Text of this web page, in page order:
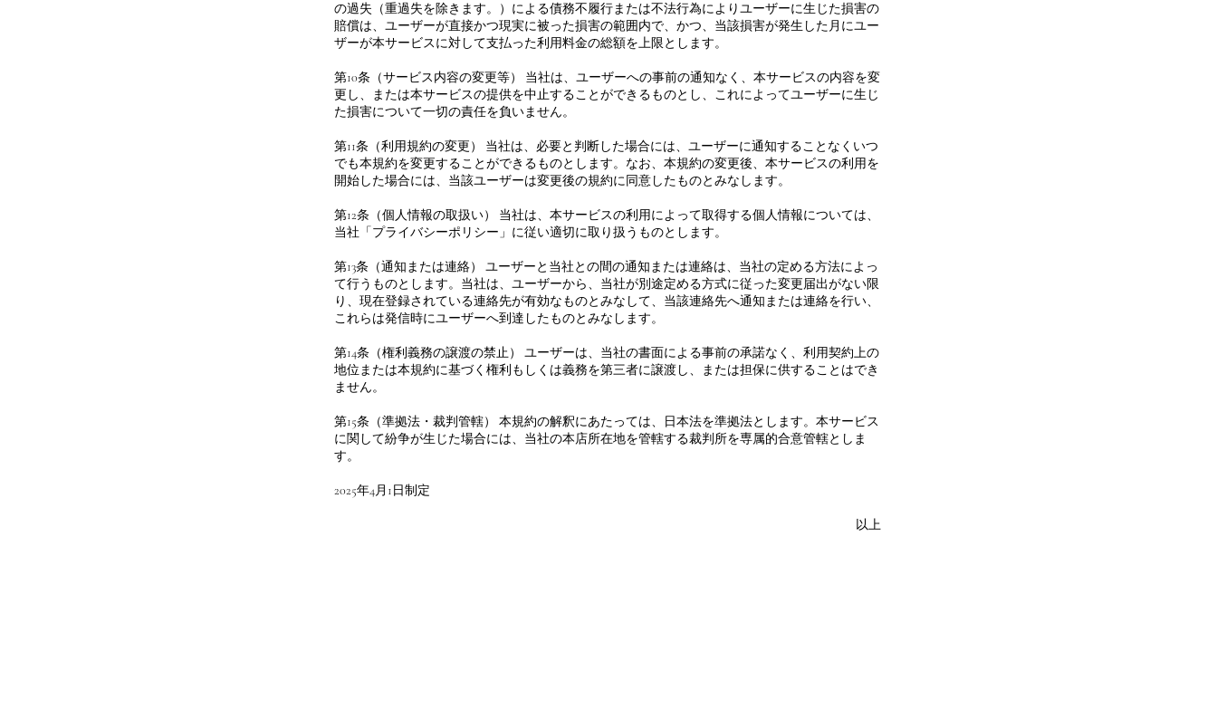
の過失（重過失を除きます。）による債務不履行または不法行為によりユーザーに生じた損害の
賠償は、ユーザーが直接かつ現実に被った損害の範囲内で、かつ、当該損害が発生した月にユー
ザーが本サービスに対して支払った利用料金の総額を上限とします。
第10条（サービス内容の変更等） 当社は、ユーザーへの事前の通知なく、本サービスの内容を変
更し、または本サービスの提供を中止することができるものとし、これによってユーザーに生じ
た損害について一切の責任を負いません。
第11条（利用規約の変更） 当社は、必要と判断した場合には、ユーザーに通知することなくいつ
でも本規約を変更することができるものとします。なお、本規約の変更後、本サービスの利用を
開始した場合には、当該ユーザーは変更後の規約に同意したものとみなします。
第12条（個人情報の取扱い） 当社は、本サービスの利用によって取得する個人情報については、
当社「プライバシーポリシー」に従い適切に取り扱うものとします。
第13条（通知または連絡） ユーザーと当社との間の通知または連絡は、当社の定める方法によっ
て行うものとします。当社は、ユーザーから、当社が別途定める方式に従った変更届出がない限
り、現在登録されている連絡先が有効なものとみなして、当該連絡先へ通知または連絡を行い、
これらは発信時にユーザーへ到達したものとみなします。
第14条（権利義務の譲渡の禁止） ユーザーは、当社の書面による事前の承諾なく、利用契約上の
地位または本規約に基づく権利もしくは義務を第三者に譲渡し、または担保に供することはでき
ません。
第15条（準拠法・裁判管轄） 本規約の解釈にあたっては、日本法を準拠法とします。本サービス
に関して紛争が生じた場合には、当社の本店所在地を管轄する裁判所を専属的合意管轄としま
す。
2025年4月1日制定
以上